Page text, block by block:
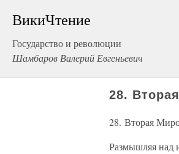
ВикиЧтение
Государство и революции
Шамбаров Валерий Евгеньевич
28.
28. Вторая
Размышляя над